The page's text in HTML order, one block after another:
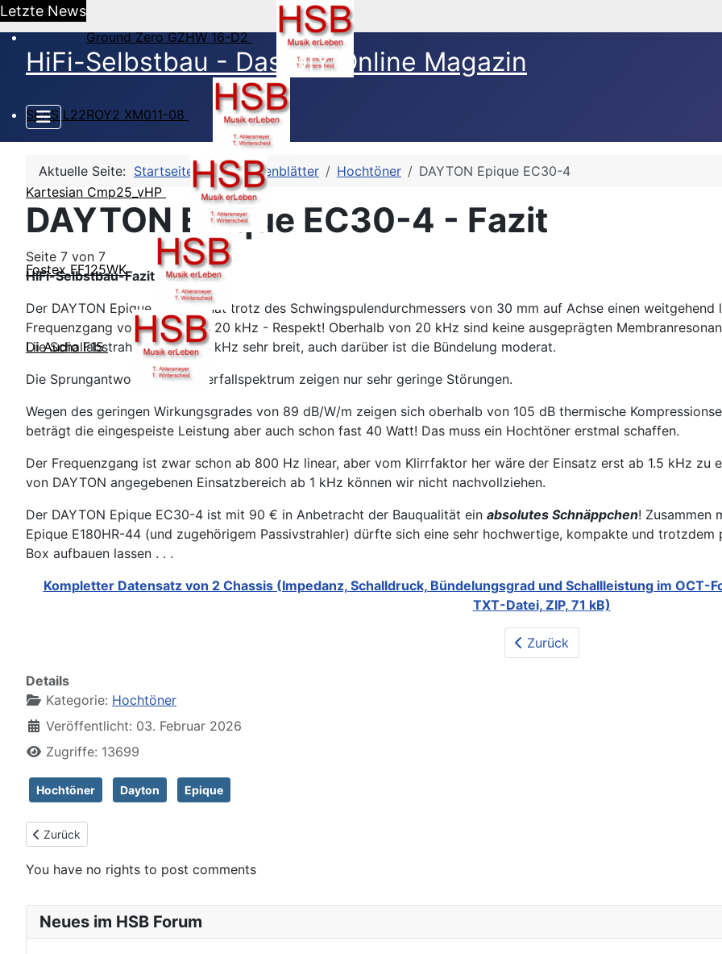
Letzte News
Ground Zero GZHW 16-D2
SEAS L22ROY2 XM011-08
Kartesian Cmp25_vHP
Fostex FF125WK
Lii Audio F15
HiFi-Selbstbau - Das DIY Online Magazin
Neues im HSB Forum
Aktuelle Seite: Startseite HSB-Datenblätter Hochtöner DAYTON Epique EC30-4
DAYTON Epique EC30-4 - Fazit
Seite 7 von 7
HiFi-Selbstbau-Fazit:
Der DAYTON Epique EC30-4 hat trotz des Schwingspulendurchmessers von 30 mm auf Achse einen weitgehend
Frequenzgang von 800 Hz bis 20 kHz - Respekt! Oberhalb von 20 kHz sind keine ausgeprägten
Die Schallabstrahlung ist bis 4 kHz sehr breit, auch darüber ist die Bündelung moderat.
Die Sprungantwort und das Zerfallspektrum zeigen nur sehr geringe Störungen.
Wegen des geringen Wirkungsgrades von 89 dB/W/m zeigen sich oberhalb von 105 dB thermische
beträgt die eingespeiste Leistung aber auch schon fast 40 Watt! Das muss ein Hochtöner erstmal schaffen.
Der Frequenzgang ist zwar schon ab 800 Hz linear, aber vom Klirrfaktor her wäre der Einsatz erst ab 1.5 kHz zu
von DAYTON angegebenen Einsatzbereich ab 1 kHz können wir nicht nachvollziehen.
Der DAYTON Epique EC30-4 ist mit 90 € in Anbetracht der Bauqualität ein absolutes Schnäppchen! Zusammen
Epique E180HR-44 (und zugehörigem Passivstrahler) dürfte sich eine sehr hochwertige, kompakte und trotzdem
Box aufbauen lassen . . .
Kompletter Datensatz von 2 Chassis (Impedanz, Schalldruck, Bündelungsgrad und Schallleistung im
TXT-Datei, ZIP, 71 kB)
Zurück
Details
Kategorie: Hochtöner
Veröffentlicht: 03. Februar 2026
Zugriffe: 13699
Hochtöner Dayton Epique
Vorheriger Beitrag: Kartesian Cmp25_vHP
Zurück
You have no rights to post comments